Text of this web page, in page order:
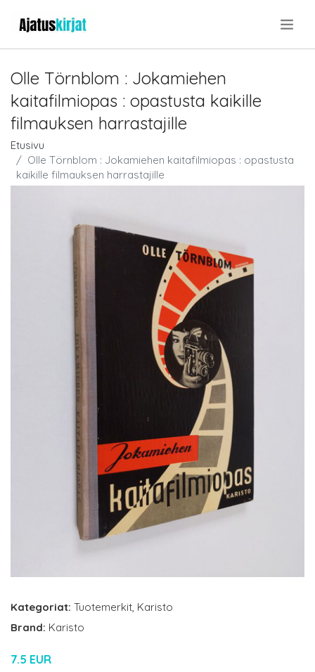
Olle Törnblom : Jokamiehen
kaitafilmiopas : opastusta kaikille
filmauksen harrastajille
Etusivu
Olle Törnblom : Jokamiehen kaitafilmiopas : opastusta
kaikille filmauksen harrastajille
Kategoriat: Tuotemerkit, Karisto
Brand: Karisto
7.5 EUR